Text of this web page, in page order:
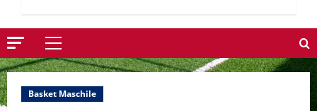
Menu
principale
Basket Maschile